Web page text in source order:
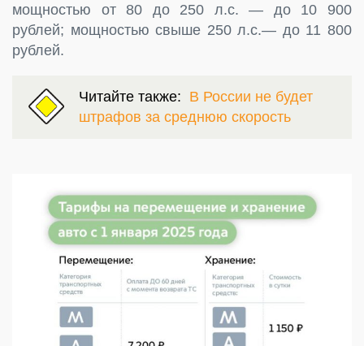
мощностью от 80 до 250 л.с. — до 10 900
рублей; мощностью свыше 250 л.с.— до 11 800
рублей.
Читайте также: В России не будет
штрафов за среднюю скорость